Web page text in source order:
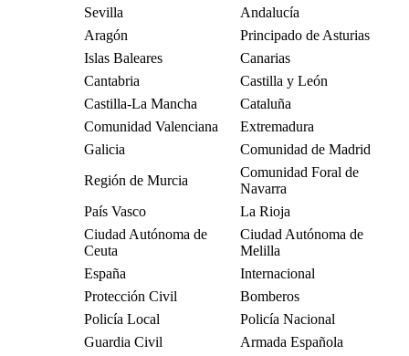
Sevilla
Andalucía
Aragón
Principado de Asturias
Islas Baleares
Canarias
Cantabria
Castilla y León
Castilla-La Mancha
Cataluña
Comunidad Valenciana
Extremadura
Galicia
Comunidad de Madrid
Región de Murcia
Comunidad Foral de
Navarra
País Vasco
La Rioja
Ciudad Autónoma de
Ceuta
Ciudad Autónoma de
Melilla
España
Internacional
Protección Civil
Bomberos
Policía Local
Policía Nacional
Guardia Civil
Armada Española